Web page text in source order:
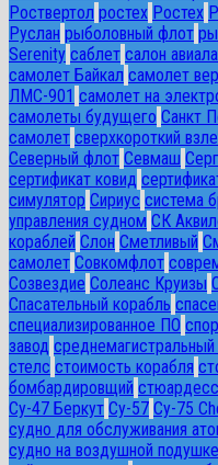
Роствертол ростех Ростех
Руслан рыболовный флот
Serenity саблет салон
самолет Байкал самолет
ЛМС-901 самолет на
самолеты будущего Санкт
самолет сверхкороткий
Северный флот Севмаш
сертификат ковид
симулятор Сириус система
управления судном СК
кораблей Слон Сметливый
самолет Совкомфлот
Созвездие Солеанс Круизы
Спасательный корабль
специализированное ПО
завод среднемагистральный
стелс стоимость корабля
бомбардировщий
Су-47 Беркут Су-57 Су-75
судно для обслуживания
судно на воздушной подушке